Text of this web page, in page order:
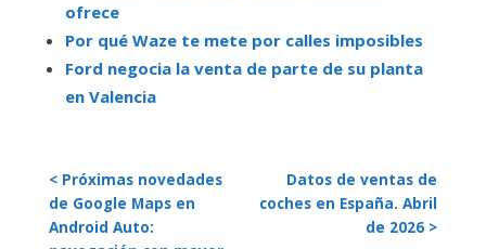
ofrece
Por qué Waze te mete por calles imposibles
Ford negocia la venta de parte de su planta
en Valencia
< Próximas novedades
de Google Maps en
Android Auto:
Datos de ventas de
coches en España. Abril
de 2026 >